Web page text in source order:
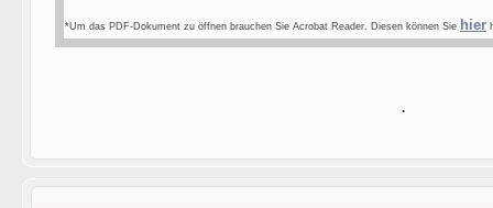
*Um das PDF-Dokument zu öffnen brauchen Sie Acrobat Reader. Diesen können Sie hier
.